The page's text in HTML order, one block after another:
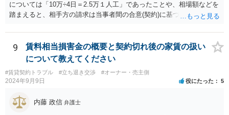
については「10万÷4日＝2.5万１人工」であったことや、相場額などを
踏まえると、相手方の請求は当事者間の合意(契約)に基づかない不当な
か支払う意向がない旨を伝えて、減額の交渉をすべきでしょう。 相手
方の立場としても、裁判を起こす時間や労力、経済的コストその他裁
判が終わるまでキャッシュが入ってこないことなどがネックになり得
るでしょうから、減額に応じてくる可能性は大いにあるかと思いま
す。
9
賃料相当損害金の概要と契約切れ後の家賃の扱い
について教えてください
#賃貸契約トラブル #立ち退き交渉 #オーナー・売主側
2024年9月9日 役にたった 5
内藤 政信 弁護士